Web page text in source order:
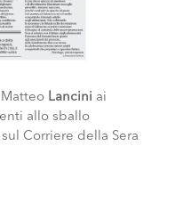
Lancini ai
allo sballo
Corriere della Sera